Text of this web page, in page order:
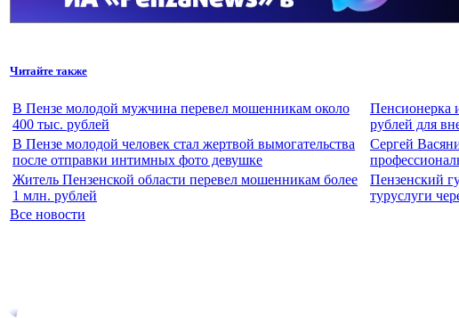
Читайте также
В Пензе молодой мужчина перевел мошенникам около
400 тыс. рублей
Пенсионерка
рублей для
В Пензе молодой человек стал жертвой вымогательства
после отправки интимных фото девушке
Сергей
Житель Пензенской области перевел мошенникам более
1 млн. рублей
Пензенский
туруслуги
Все новости